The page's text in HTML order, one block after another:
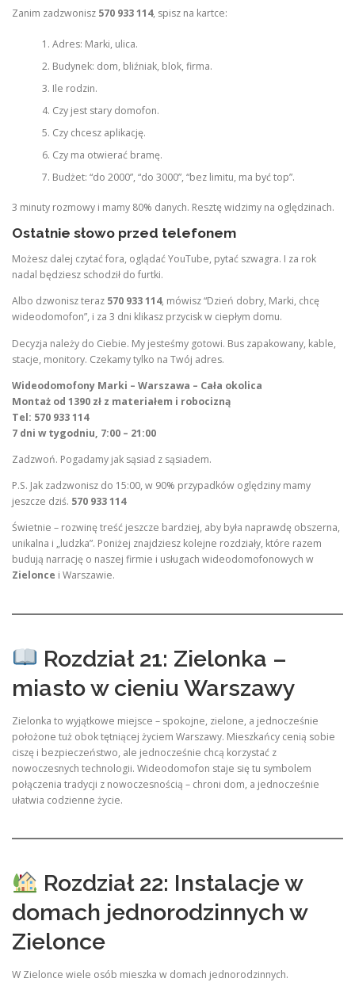
Zanim zadzwonisz 570 933 114, spisz na kartce:
Adres: Marki, ulica.
Budynek: dom, bliźniak, blok, firma.
Ile rodzin.
Czy jest stary domofon.
Czy chcesz aplikację.
Czy ma otwierać bramę.
Budżet: “do 2000”, “do 3000”, “bez limitu, ma być top”.
3 minuty rozmowy i mamy 80% danych. Resztę widzimy na oględzinach.
Ostatnie słowo przed telefonem
Możesz dalej czytać fora, oglądać YouTube, pytać szwagra. I za rok
nadal będziesz schodził do furtki.
Albo dzwonisz teraz 570 933 114, mówisz “Dzień dobry, Marki, chcę
wideodomofon”, i za 3 dni klikasz przycisk w ciepłym domu.
Decyzja należy do Ciebie. My jesteśmy gotowi. Bus zapakowany, kable,
stacje, monitory. Czekamy tylko na Twój adres.
Wideodomofony Marki – Warszawa – Cała okolica
Montaż od 1390 zł z materiałem i robocizną
Tel: 570 933 114
7 dni w tygodniu, 7:00 – 21:00
Zadzwoń. Pogadamy jak sąsiad z sąsiadem.
P.S. Jak zadzwonisz do 15:00, w 90% przypadków oględziny mamy
jeszcze dziś. 570 933 114
Świetnie – rozwinę treść jeszcze bardziej, aby była naprawdę obszerna,
unikalna i „ludzka”. Poniżej znajdziesz kolejne rozdziały, które razem
budują narrację o naszej firmie i usługach wideodomofonowych w
Zielonce i Warszawie.
Rozdział 21: Zielonka –
miasto w cieniu Warszawy
Zielonka to wyjątkowe miejsce – spokojne, zielone, a jednocześnie
położone tuż obok tętniącej życiem Warszawy. Mieszkańcy cenią sobie
ciszę i bezpieczeństwo, ale jednocześnie chcą korzystać z
nowoczesnych technologii. Wideodomofon staje się tu symbolem
połączenia tradycji z nowoczesnością – chroni dom, a jednocześnie
ułatwia codzienne życie.
Rozdział 22: Instalacje w
domach jednorodzinnych w
Zielonce
W Zielonce wiele osób mieszka w domach jednorodzinnych.